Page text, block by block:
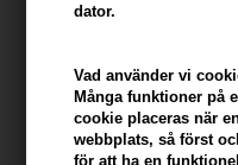
dator.
Vad använder vi
Många funktioner på
cookie placeras när
webbplats, så först
för att ha en
Asp Mode Wonder Dust